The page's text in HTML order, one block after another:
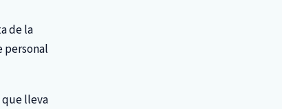
de la
personal
que lleva